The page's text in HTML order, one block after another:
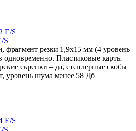
S
фрагмент резки 1,9х15 мм (4 уровень
одновременно. Пластиковые карты –
скрепки – да, степлерные скобы
уровень шума менее 58 Дб
S